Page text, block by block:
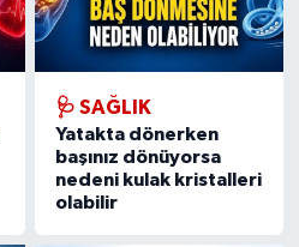
🩺 SAĞLIK
Yatakta dönerken
başınız dönüyorsa
nedeni kulak kristalleri
olabilir